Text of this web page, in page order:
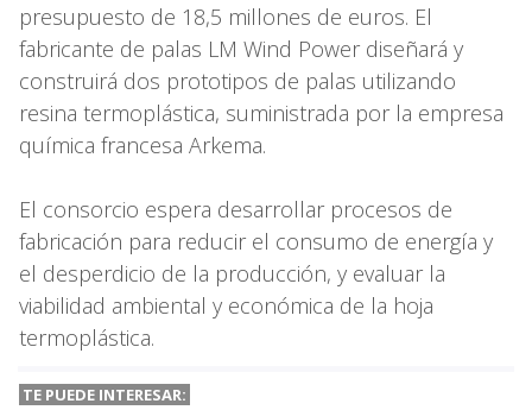
presupuesto de 18,5 millones de euros. El
fabricante de palas LM Wind Power diseñará y
construirá dos prototipos de palas utilizando
resina termoplástica, suministrada por la empresa
química francesa Arkema.
El consorcio espera desarrollar procesos de
fabricación para reducir el consumo de energía y
el desperdicio de la producción, y evaluar la
viabilidad ambiental y económica de la hoja
termoplástica.
TE PUEDE INTERESAR: